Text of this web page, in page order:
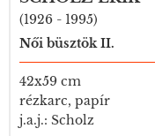
(1926 - 1995)
Női büsztök II.
42x59 cm
rézkarc, papír
j.a.j.: Scholz